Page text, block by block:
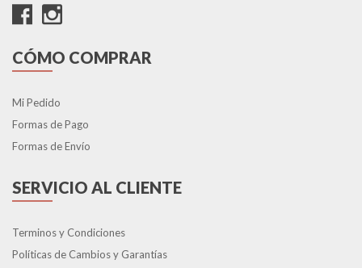
CÓMO COMPRAR
Mi Pedido
Formas de Pago
Formas de Envío
SERVICIO AL CLIENTE
Terminos y Condiciones
Políticas de Cambios y Garantías